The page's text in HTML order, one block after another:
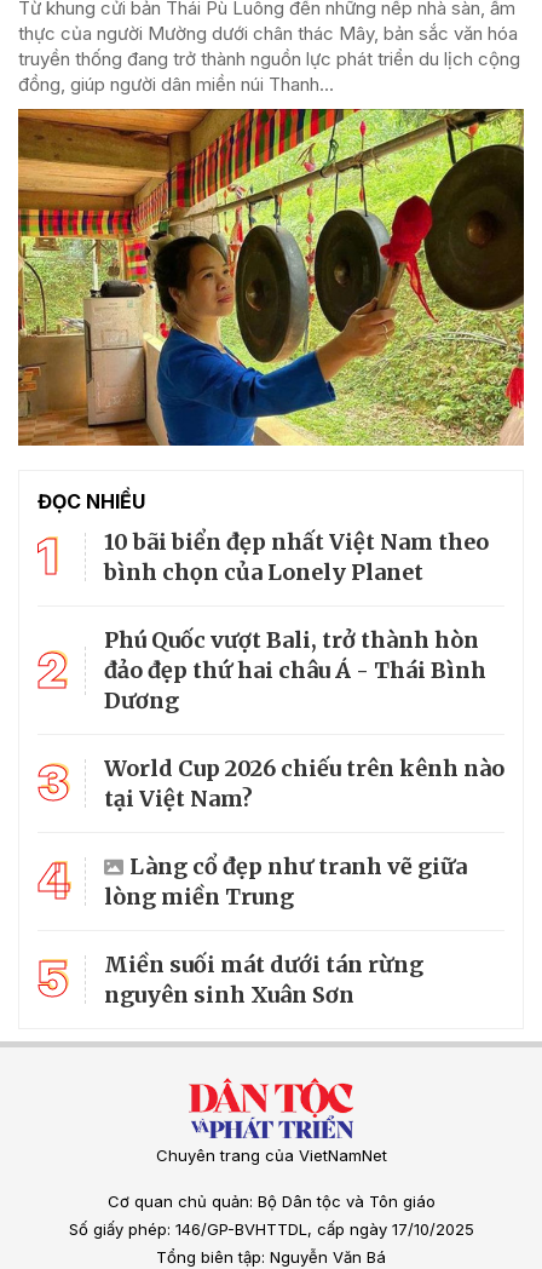
Từ khung cửi bản Thái Pù Luông đến những nếp nhà sàn, ẩm
thực của người Mường dưới chân thác Mây, bản sắc văn hóa
truyền thống đang trở thành nguồn lực phát triển du lịch cộng
đồng, giúp người dân miền núi Thanh...
ĐỌC NHIỀU
1
10 bãi biển đẹp nhất Việt Nam theo
bình chọn của Lonely Planet
2
Phú Quốc vượt Bali, trở thành hòn
đảo đẹp thứ hai châu Á - Thái Bình
Dương
3
World Cup 2026 chiếu trên kênh nào
tại Việt Nam?
4
Làng cổ đẹp như tranh vẽ giữa
lòng miền Trung
5
Miền suối mát dưới tán rừng
nguyên sinh Xuân Sơn
Chuyên trang của VietNamNet
Cơ quan chủ quản: Bộ Dân tộc và Tôn giáo
Số giấy phép: 146/GP-BVHTTDL, cấp ngày 17/10/2025
Tổng biên tập: Nguyễn Văn Bá